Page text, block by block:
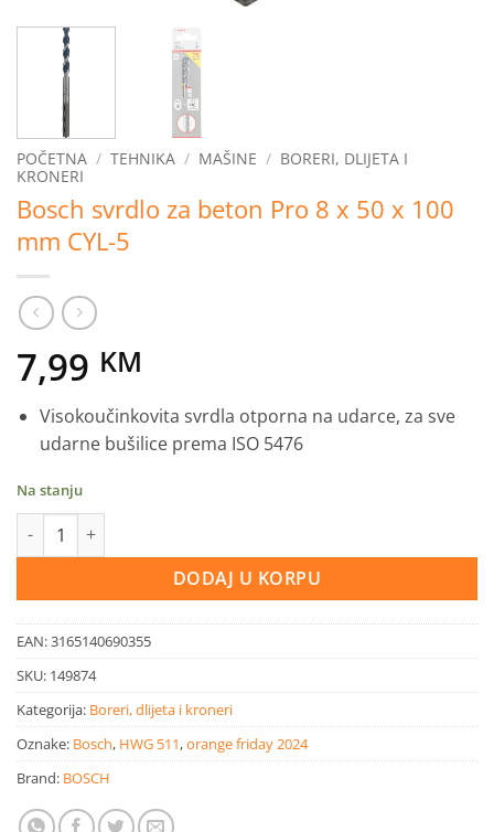
POČETNA / TEHNIKA / MAŠINE / BORERI, DLIJETA I
KRONERI
Bosch svrdlo za beton Pro 8 x 50 x 100
mm CYL-5
7,99 KM
Visokoučinkovita svrdla otporna na udarce, za sve
udarne bušilice prema ISO 5476
Na stanju
Bosch svrdlo za beton Pro 8 x 50 x 100 mm CYL-5 količina
DODAJ U KORPU
EAN:3165140690355
SKU: 149874
Kategorija: Boreri, dlijeta i kroneri
Oznake: Bosch, HWG 511,orange friday 2024
Brand: BOSCH